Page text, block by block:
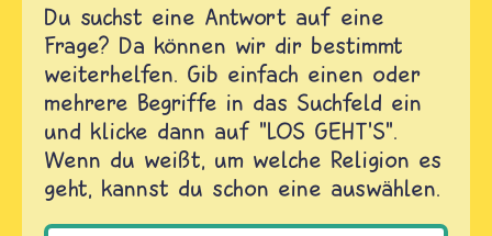
Du suchst eine Antwort auf eine
Frage? Da können wir dir bestimmt
weiterhelfen. Gib einfach einen oder
mehrere Begriffe in das Suchfeld ein
und klicke dann auf "LOS GEHT'S".
Wenn du weißt, um welche Religion es
geht, kannst du schon eine auswählen.